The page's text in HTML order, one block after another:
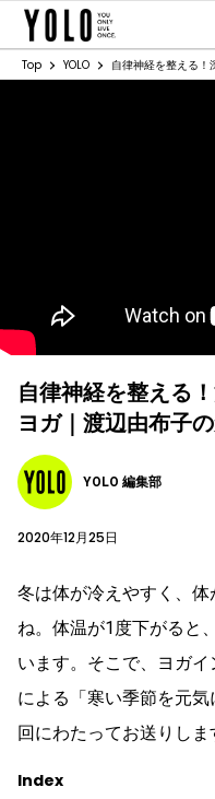
Top YOLO 自律神経を整える！
自律神経を整える
ヨガ｜渡辺由布子
YOLO 編集部
2020年12月25日
冬は体が冷えやすく、
ね。体温が1度下がると
います。そこで、ヨガ
による「寒い季節を元
回にわたってお送りしま
Index